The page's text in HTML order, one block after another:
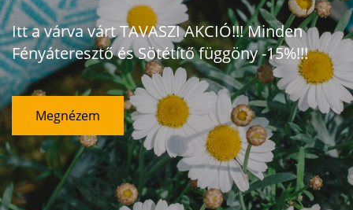
Itt a várva várt TAVASZI AKCIÓ!!! Minden
Fényáteresztő és Sötétítő függöny -15%!!!
Megnézem